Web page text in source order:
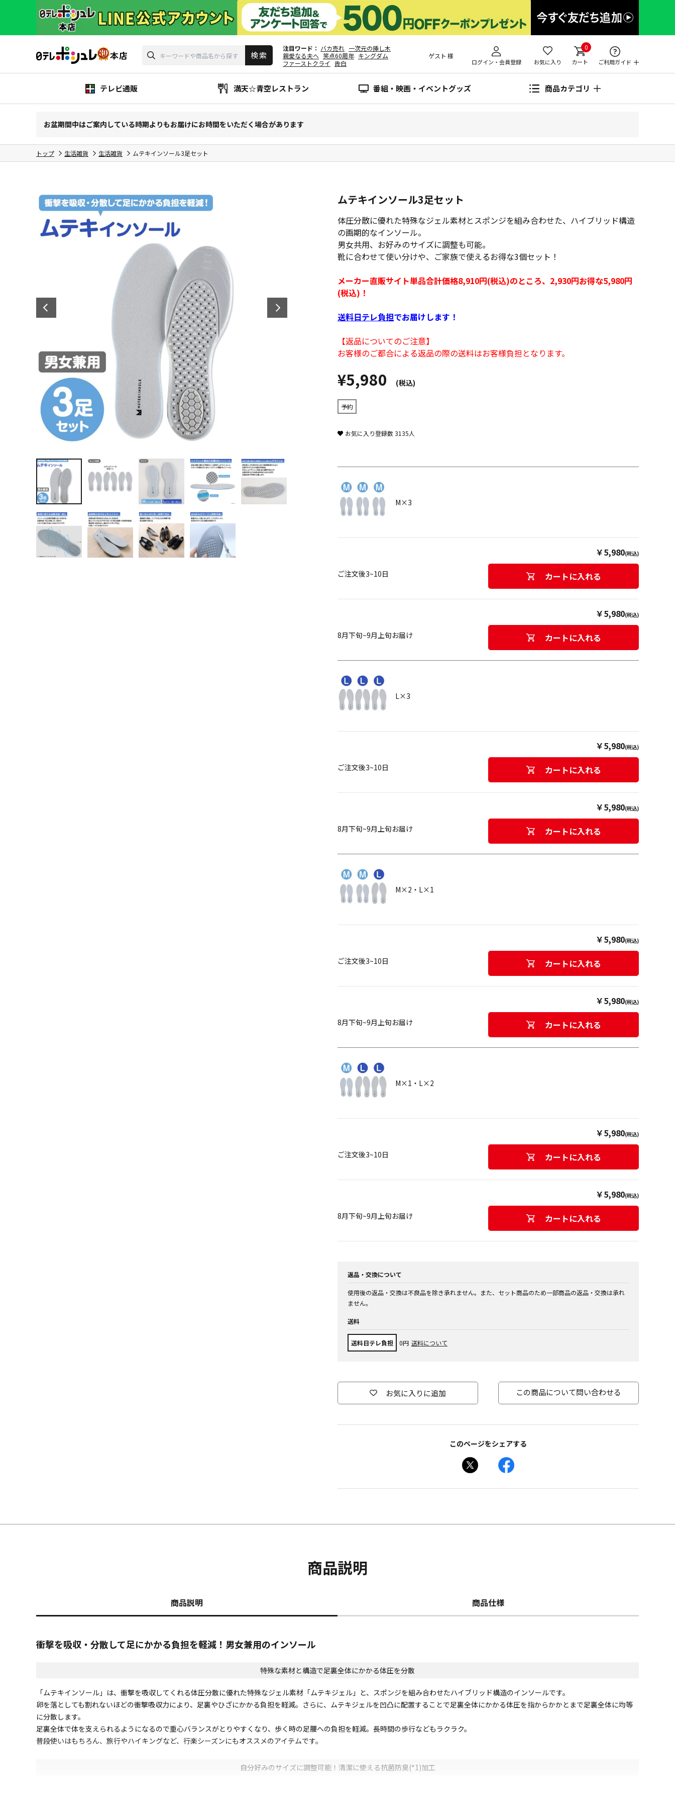
注目ワード バカ売れ 一次元の挿し木
親愛なる夫へ 笑点60周年 キングダム
ファーストクライ
告白
ゲスト 様
ログイン・会員登録 お気に入り
0
カート ご利用ガイド
テレビ通販 満天☆青空レストラン 番組・映画・イベントグッズ 商品カテゴリ
お盆期間中はご案内している時期よりもお届けにお時間をいただく場合があります
トップ 生活雑貨 生活雑貨 ムテキインソール3足セット
ムテキインソール3足セット
体圧分散に優れた特殊なジェル素材とスポンジを組み合わせた、ハイブリッド構造
の画期的なインソール。
男女共用、お好みのサイズに調整も可能。
靴に合わせて使い分けや、ご家族で使えるお得な3個セット！
メーカー直販サイト単品合計価格8,910円(税込)のところ、2,930円お得な5,980円
(税込)！
送料日テレ負担でお届けします！
【返品についてのご注意】
お客様のご都合による返品の際の送料はお客様負担となります。
¥5,980 (税込)
予約
お気に入り登録数3135人
M×3
￥5,980(税込)
ご注文後3~10日 カートに入れる
￥5,980(税込)
8月下旬~9月上旬お届け カートに入れる
L×3
￥5,980(税込)
ご注文後3~10日 カートに入れる
￥5,980(税込)
8月下旬~9月上旬お届け カートに入れる
M×2・L×1
￥5,980(税込)
ご注文後3~10日 カートに入れる
￥5,980(税込)
8月下旬~9月上旬お届け カートに入れる
M×1・L×2
￥5,980(税込)
ご注文後3~10日 カートに入れる
￥5,980(税込)
8月下旬~9月上旬お届け カートに入れる
返品・交換について
使用後の返品・交換は不良品を除き承れません。また、セット商品のため一部商品の返品・交換は承れ
ません。
送料
送料日テレ負担 0円 送料について
お気に入りに追加 この商品について問い合わせる
このページをシェアする
商品説明
商品説明 商品仕様
衝撃を吸収・分散して足にかかる負担を軽減！男女兼用のインソール
特殊な素材と構造で足裏全体にかかる体圧を分散
「ムテキインソール」は、衝撃を吸収してくれる体圧分散に優れた特殊なジェル素材「ムテキジェル」と、スポンジを組み合わせたハイブリッド構造のインソールです。
卵を落としても割れないほどの衝撃吸収力により、足裏やひざにかかる負担を軽減。さらに、ムテキジェルを凹凸に配置することで足裏全体にかかる体圧を指からかかとまで足裏全体に均等
に分散します。
足裏全体で体を支えられるようになるので重心バランスがとりやすくなり、歩く時の足腰への負担を軽減。長時間の歩行などもラクラク。
普段使いはもちろん、旅行やハイキングなど、行楽シーズンにもオススメのアイテムです。
自分好みのサイズに調整可能！清潔に使える抗菌防臭(*1)加工